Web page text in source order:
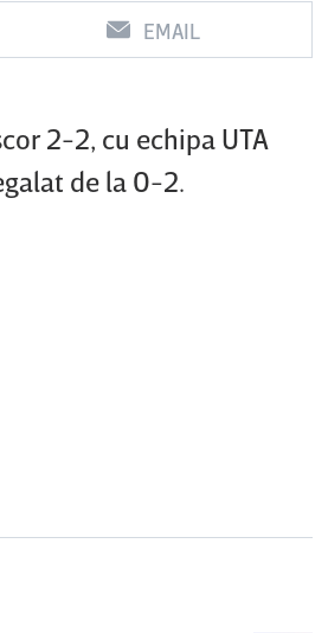
EMAIL
2-2, cu echipa UTA
de la 0-2.